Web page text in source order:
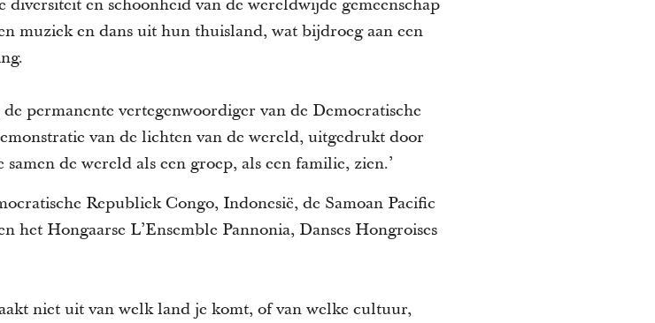
en schoonheid van de wereldwijde gemeenschap
muziek en dans uit hun thuisland, wat bijdroeg aan een
permanente vertegenwoordiger van de Democratische
van de lichten van de wereld, uitgedrukt door
de wereld als een groep, als een familie, zien.’
Republiek Congo, Indonesië, de Samoan Pacific
het Hongaarse L’Ensemble Pannonia, Danses Hongroises
niet uit van welk land je komt, of van welke cultuur,